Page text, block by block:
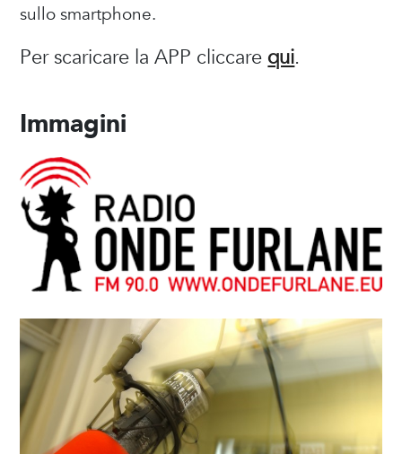
sullo smartphone.
Per scaricare la APP cliccare qui.
Immagini